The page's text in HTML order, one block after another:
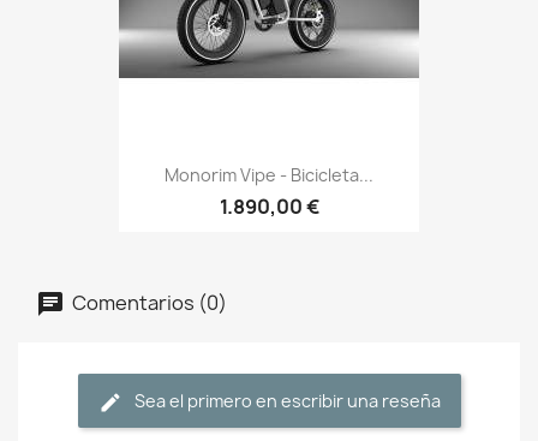
Monorim Vipe - Bicicleta...
1.890,00 €
Comentarios (0)
Sea el primero en escribir una reseña